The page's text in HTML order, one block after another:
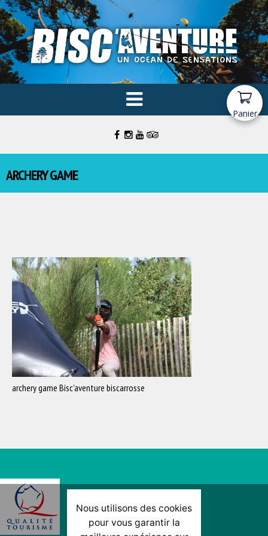
Panier
ARCHERY GAME
archery game Bisc’aventure biscarrosse
Nous utilisons des cookies
pour vous garantir la